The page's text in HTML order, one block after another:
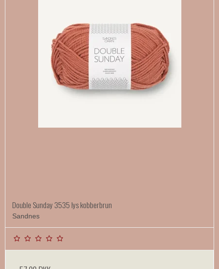
Double Sunday 3535 lys kobberbrun
Sandnes